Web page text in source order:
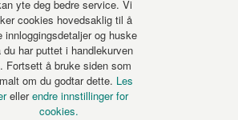
yte deg bedre service. Vi
cookies hovedsaklig til å
innloggingsdetaljer og huske
du har puttet i handlekurven
Fortsett å bruke siden som
om du godtar dette. Les
ellerendre innstillinger for
cookies.